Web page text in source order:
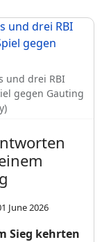
und drei RBI
gegen Gauting
June 2026
Sieg kehrten